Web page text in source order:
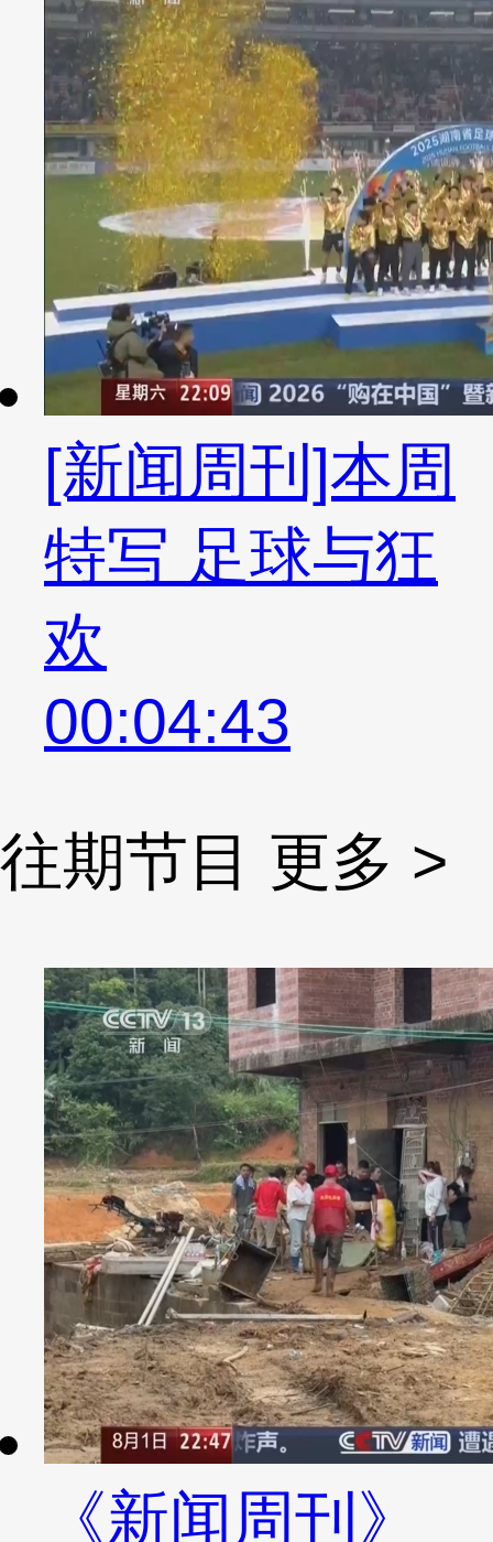
[新闻周刊]本周
特写 足球与狂
欢
00:04:43
往期节目 更多 >
《新闻周刊》